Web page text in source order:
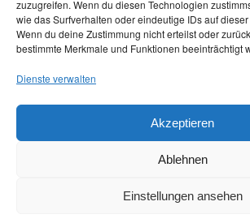
zuzugreifen. Wenn du diesen Technologien
wie das Surfverhalten oder eindeutige IDs auf
Wenn du deine Zustimmung nicht erteilst oder
bestimmte Merkmale und Funktionen beeinträchtigt
Dienste verwalten
Akzeptieren
Ablehnen
Einstellungen ansehen
… auf sämtliche Arbeiten rund um
Bereichen Grünanlagenpflege,
und Baumfällarbeiten.
© Copyright - Firma Hüber Garten- und